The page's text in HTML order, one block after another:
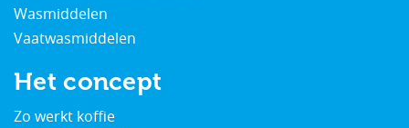
Wasmiddelen
Vaatwasmiddelen
Het concept
Zo werkt koffie